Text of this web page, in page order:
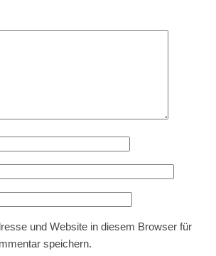
und Website in diesem Browser für
speichern.